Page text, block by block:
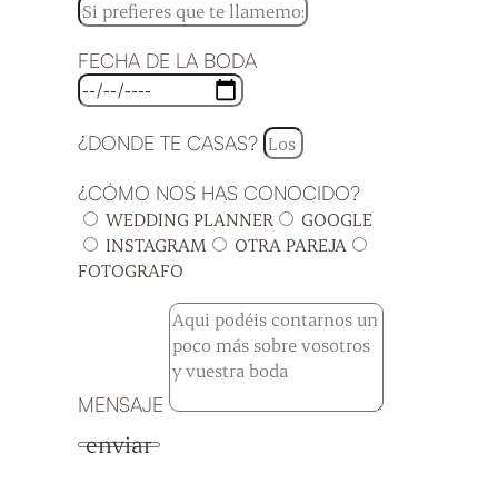
FECHA DE LA BODA
¿DONDE TE CASAS?
¿CÓMO NOS HAS CONOCIDO?
WEDDING PLANNER
GOOGLE
INSTAGRAM
OTRA PAREJA
FOTOGRAFO
MENSAJE
enviar